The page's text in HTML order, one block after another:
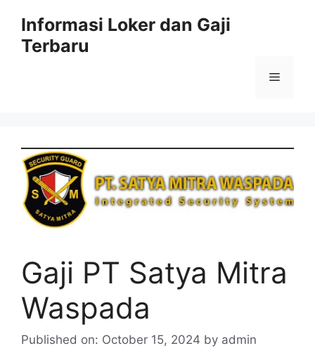
content
Informasi Loker dan Gaji
Terbaru
Menu
Gaji PT Satya Mitra
Waspada
Published on: October 15, 2024 by admin